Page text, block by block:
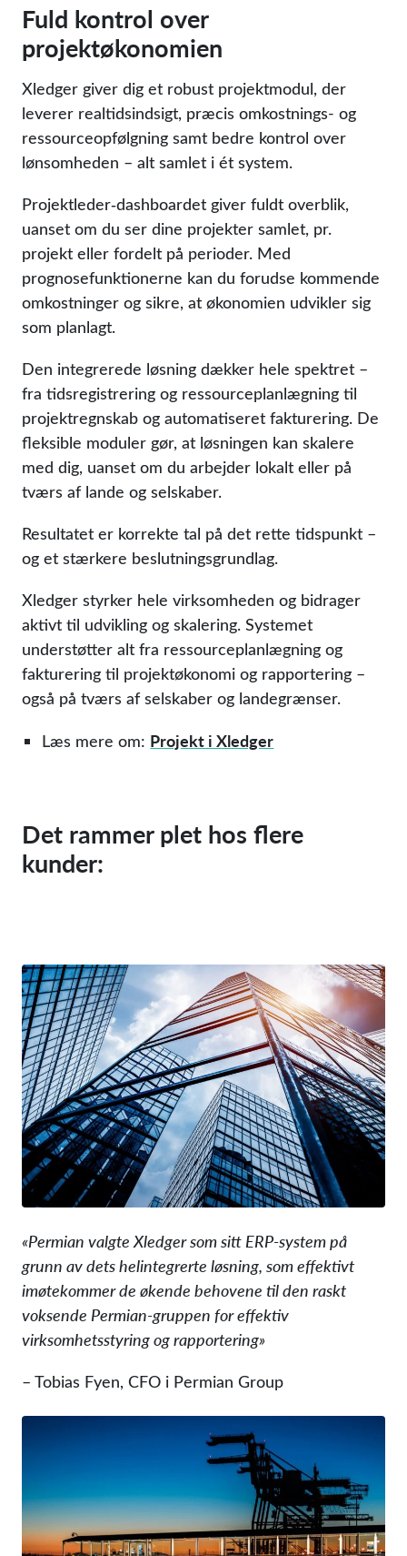
Fuld kontrol over
projektøkonomien
Xledger giver dig et robust projektmodul, der
leverer realtidsindsigt, præcis omkostnings- og
ressourceopfølgning samt bedre kontrol over
lønsomheden – alt samlet i ét system.
Projektleder‑dashboardet giver fuldt overblik,
uanset om du ser dine projekter samlet, pr.
projekt eller fordelt på perioder. Med
prognosefunktionerne kan du forudse kommende
omkostninger og sikre, at økonomien udvikler sig
som planlagt.
Den integrerede løsning dækker hele spektret –
fra tidsregistrering og ressourceplanlægning til
projektregnskab og automatiseret fakturering. De
fleksible moduler gør, at løsningen kan skalere
med dig, uanset om du arbejder lokalt eller på
tværs af lande og selskaber.
Resultatet er korrekte tal på det rette tidspunkt –
og et stærkere beslutningsgrundlag.
Xledger styrker hele virksomheden og bidrager
aktivt til udvikling og skalering. Systemet
understøtter alt fra ressourceplanlægning og
fakturering til projektøkonomi og rapportering –
også på tværs af selskaber og landegrænser.
Læs mere om: Projekt i Xledger
Det rammer plet hos flere
kunder:
«Permian valgte Xledger som sitt ERP-system på
grunn av dets helintegrerte løsning, som effektivt
imøtekommer de økende behovene til den raskt
voksende Permian-gruppen for effektiv
virksomhetsstyring og rapportering»
– Tobias Fyen, CFO i Permian Group